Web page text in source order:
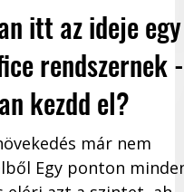
itt az ideje egy
rendszernek -
kezdd el?
már nem